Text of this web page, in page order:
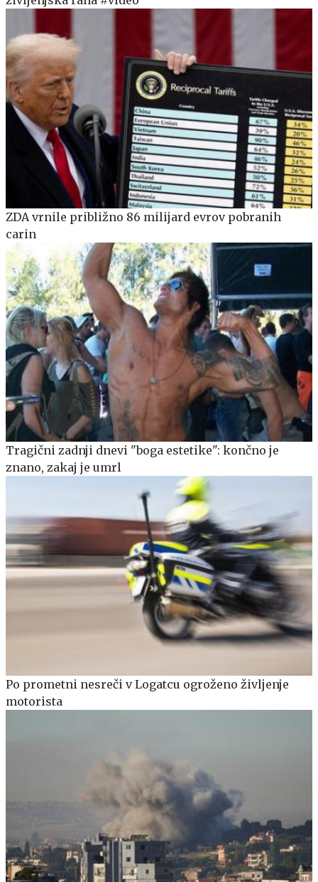
ZDA vrnile približno 86 milijard evrov pobranih
carin
Tragični zadnji dnevi "boga estetike": končno je
znano, zakaj je umrl
Po prometni nesreči v Logatcu ogroženo življenje
motorista